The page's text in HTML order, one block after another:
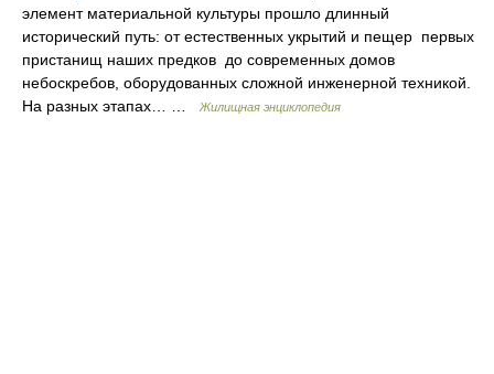
элемент материальной культуры прошло длинный
исторический путь: от естественных укрытий и пещер первых
пристанищ наших предков до современных домов
небоскребов, оборудованных сложной инженерной техникой.
На разных этапах… …
Жилищная энциклопедия